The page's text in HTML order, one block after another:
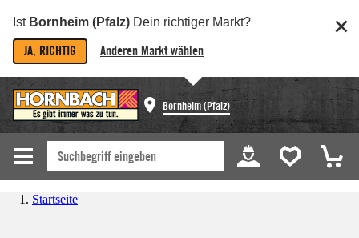
Ist Bornheim (Pfalz) Dein richtiger Markt?
JA, RICHTIG Anderen Markt wählen
Bornheim (Pfalz)
Startseite